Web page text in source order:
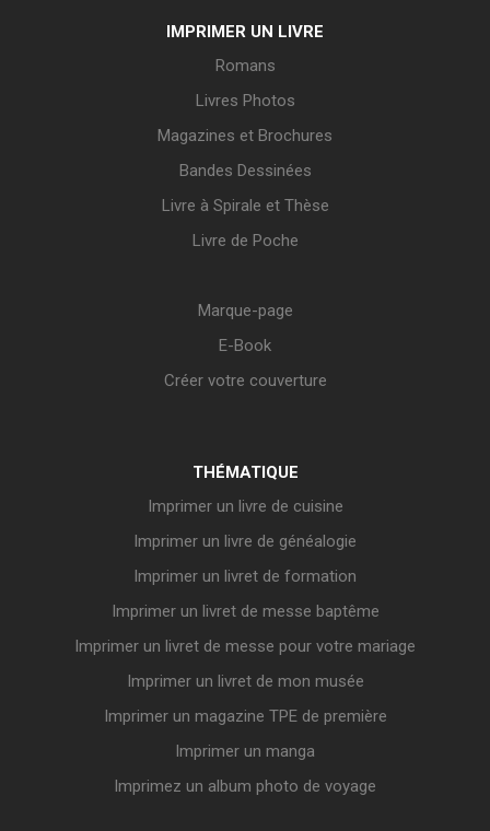
IMPRIMER UN LIVRE
Romans
Livres Photos
Magazines et Brochures
Bandes Dessinées
Livre à Spirale et Thèse
Livre de Poche
Marque-page
E-Book
Créer votre couverture
THÉMATIQUE
Imprimer un livre de cuisine
Imprimer un livre de généalogie
Imprimer un livret de formation
Imprimer un livret de messe baptême
Imprimer un livret de messe pour votre mariage
Imprimer un livret de mon musée
Imprimer un magazine TPE de première
Imprimer un manga
Imprimez un album photo de voyage